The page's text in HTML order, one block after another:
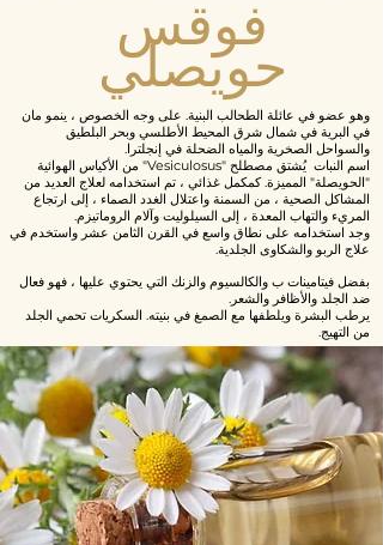
فوقس
حويصلي
وهو عضو في عائلة الطحالب البنية. على وجه الخصوص ، ينمو مان
في البرية في شمال شرق المحيط الأطلسي وبحر البلطيق
والسواحل الصخرية والمياه الضحلة في إنجلترا.
اسم النبات
يُشتق مصطلح "Vesiculosus" من الأكياس الهوائية
"الحويصلة" المميزة. كمكمل غذائي ، تم استخدامه لعلاج العديد من
المشاكل الصحية ، من السمنة واعتلال الغدد الصماء ، إلى ارتجاع
المريء والتهاب المعدة ، إلى السيلوليت وآلام الروماتيزم.
وجد استخدامه على نطاق واسع في القرن الثامن عشر واستخدم في
علاج الربو والشكاوى الجلدية.
بفضل فيتامينات ب والكالسيوم والزنك التي يحتوي عليها ، فهو فعال
ضد الجلد والأظافر والشعر.
يرطب البشرة ويلطفها مع الصمغ في بنيته. السكريات تحمي الجلد
من التهيج.